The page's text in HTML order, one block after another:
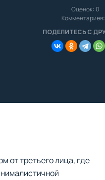
Оценок: 0
от третьего лица, где